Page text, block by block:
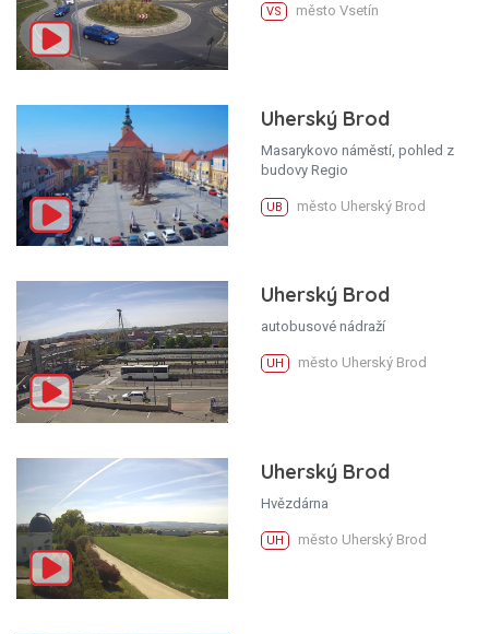
VS město Vsetín
Uherský Brod
Masarykovo náměstí, pohled z
budovy Regio
UB město Uherský Brod
Uherský Brod
autobusové nádraží
UH město Uherský Brod
Uherský Brod
Hvězdárna
UH město Uherský Brod